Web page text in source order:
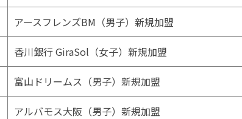
アースフレンズBM（男子）新規加盟
香川銀行 GiraSol（女子）新規加盟
富山ドリームス（男子）新規加盟
アルバモス大阪（男子）新規加盟